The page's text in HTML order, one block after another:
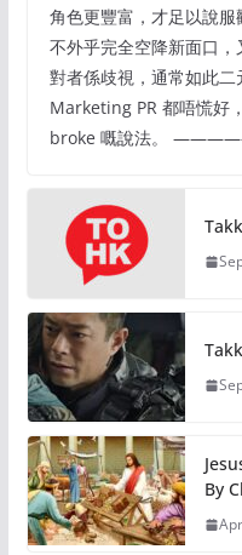
角色更豐富，才足以說服
不外乎完全空降新面口
對者係歧視，通常如此
Marketing PR 都唔慌好
broke 嘅說法。
By